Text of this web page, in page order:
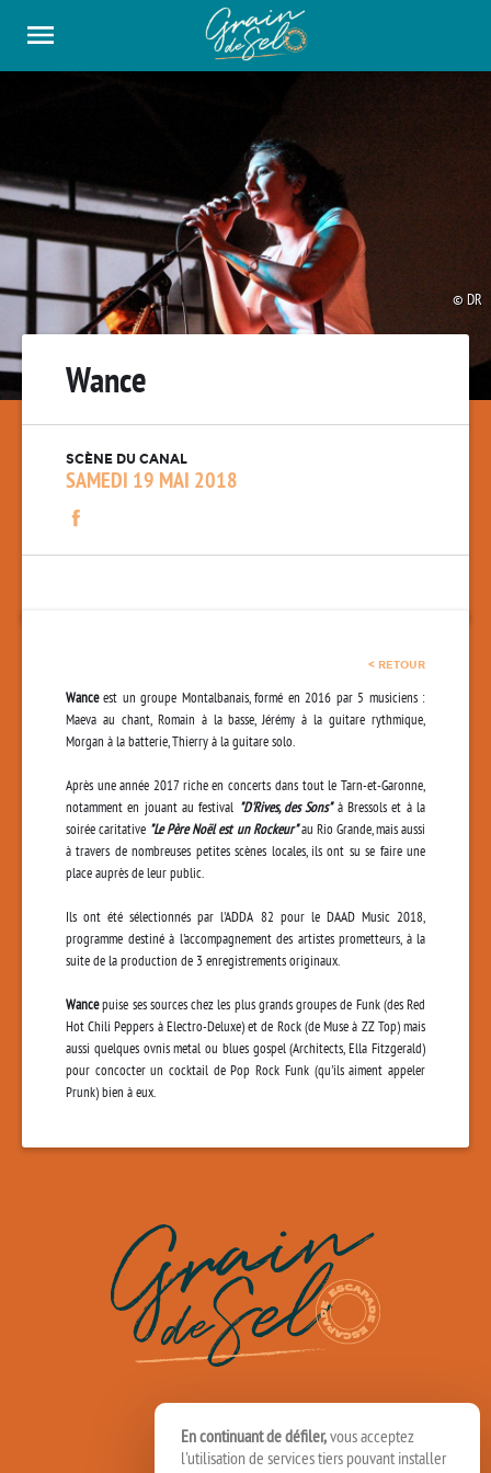
DR
Wance
SCÈNE DU CANAL
SAMEDI 19 MAI 2018
< RETOUR
Wanceest un groupe Montalbanais, formé en 2016 par 5 musiciens :
Maeva au chant, Romain à la basse, Jérémy à la guitare rythmique,
Morgan à la batterie, Thierry à la guitare solo.
Après une année 2017 riche en concerts dans tout le Tarn-et-Garonne,
notamment en jouant au festival "D'Rives, des Sons" à Bressols et à la
soirée caritative "Le Père Noël est un Rockeur" au Rio Grande, mais aussi
à travers de nombreuses petites scènes locales, ils ont su se faire une
place auprès de leur public.
Ils ont été sélectionnés par l'ADDA 82 pour le DAAD Music 2018,
programme destiné à l'accompagnement des artistes prometteurs, à la
suite de la production de 3 enregistrements originaux.
Wancepuise ses sources chez les plus grands groupes de Funk (des Red
Hot Chili Peppers à Electro-Deluxe) et de Rock (de Muse à ZZ Top) mais
aussi quelques ovnis metal ou blues gospel (Architects, Ella Fitzgerald)
pour concocter un cocktail de Pop Rock Funk (qu'ils aiment appeler
Prunk) bien à eux.
En continuant de défiler,vous acceptez
l'utilisation de services tiers pouvant installer